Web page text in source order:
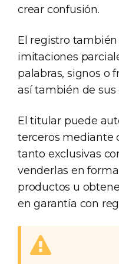
crear confusión.
El registro
imitaciones
palabras, signos o
así también de sus
El titular puede
terceros mediante
tanto exclusivas
venderlas en
productos u
en garantía con